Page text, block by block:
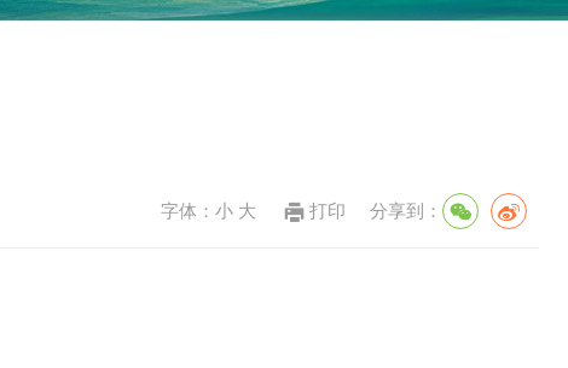
字体： 小 大 打印 分享到：